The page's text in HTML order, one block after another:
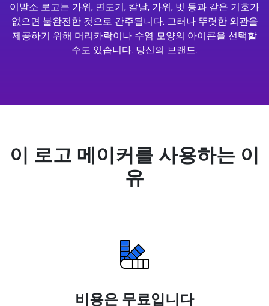
이발소 로고는 가위, 면도기, 칼날, 가위, 빗 등과 같은 기호가
없으면 불완전한 것으로 간주됩니다. 그러나 뚜렷한 외관을
제공하기 위해 머리카락이나 수염 모양의 아이콘을 선택할
수도 있습니다. 당신의 브랜드.
이 로고 메이커를 사용하는 이
유
비용은 무료입니다